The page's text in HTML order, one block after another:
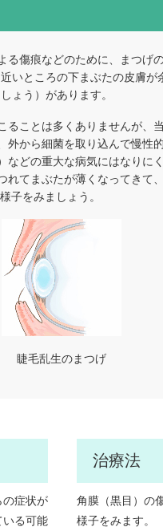
傷痕などのために、まつげ
いところの下まぶたの皮膚
ょう）があります。
ことは多くありませんが、
から細菌を取り込んで慢
どの重大な病気にはなりに
てまぶたが薄くなってき
子をみましょう。
睫毛乱生のまつげ
の症状が
いる可能
治療法
角膜（黒目）の
様子をみます。